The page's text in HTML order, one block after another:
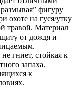
фигуру
охоте на гуся/утку
травой. Материал
от дождя и
гниет, стойкая к
запаха.
к